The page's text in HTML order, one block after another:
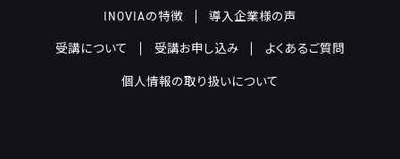
INOVIAの特徴 導入企業様の声
受講について 受講お申し込み よくあるご質問
個人情報の取り扱いについて